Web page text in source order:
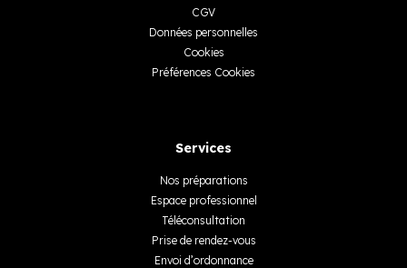
CGV
Données personnelles
Cookies
Préférences Cookies
Services
Nos préparations
Espace professionnel
Téléconsultation
Prise de rendez-vous
Envoi d’ordonnance